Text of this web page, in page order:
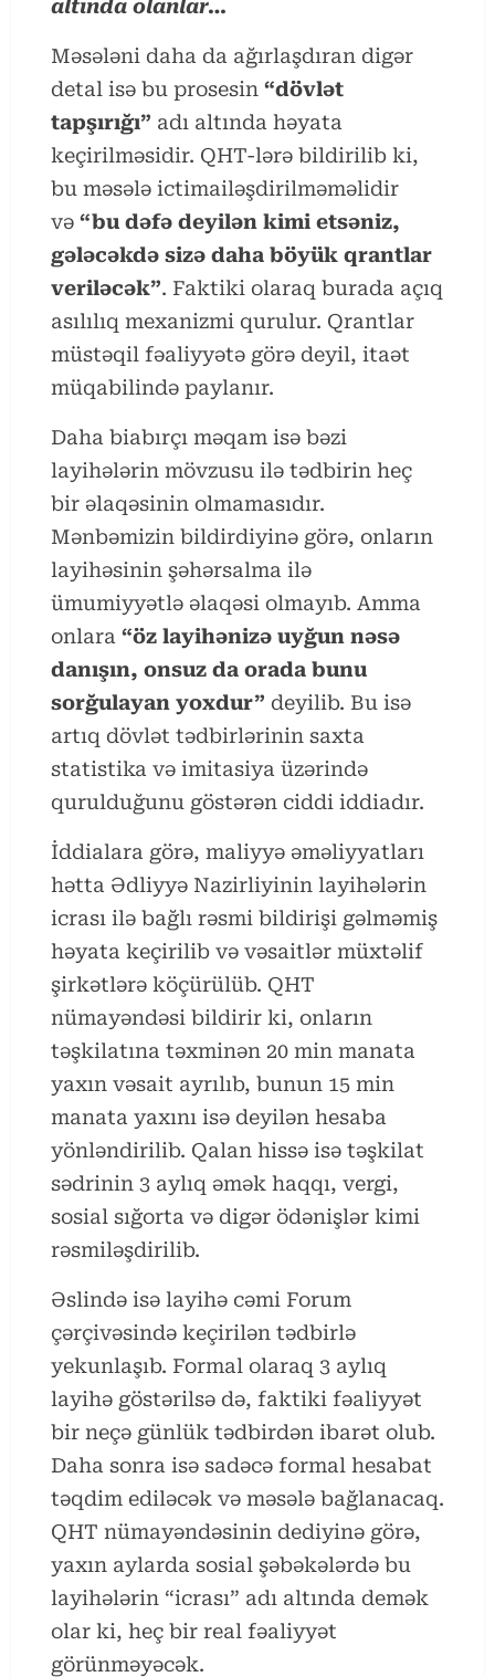
altında olanlar…
Məsələni daha da ağırlaşdıran digər
detal isə bu prosesin “dövlət
tapşırığı” adı altında həyata
keçirilməsidir. QHT-lərə bildirilib ki,
bu məsələ ictimailəşdirilməməlidir
və “bu dəfə deyilən kimi etsəniz,
gələcəkdə sizə daha böyük qrantlar
veriləcək”. Faktiki olaraq burada açıq
asılılıq mexanizmi qurulur. Qrantlar
müstəqil fəaliyyətə görə deyil, itaət
müqabilində paylanır.
Daha biabırçı məqam isə bəzi
layihələrin mövzusu ilə tədbirin heç
bir əlaqəsinin olmamasıdır.
Mənbəmizin bildirdiyinə görə, onların
layihəsinin şəhərsalma ilə
ümumiyyətlə əlaqəsi olmayıb. Amma
onlara “öz layihənizə uyğun nəsə
danışın, onsuz da orada bunu
sorğulayan yoxdur” deyilib. Bu isə
artıq dövlət tədbirlərinin saxta
statistika və imitasiya üzərində
qurulduğunu göstərən ciddi iddiadır.
İddialara görə, maliyyə əməliyyatları
hətta Ədliyyə Nazirliyinin layihələrin
icrası ilə bağlı rəsmi bildirişi gəlməmiş
həyata keçirilib və vəsaitlər müxtəlif
şirkətlərə köçürülüb. QHT
nümayəndəsi bildirir ki, onların
təşkilatına təxminən 20 min manata
yaxın vəsait ayrılıb, bunun 15 min
manata yaxını isə deyilən hesaba
yönləndirilib. Qalan hissə isə təşkilat
sədrinin 3 aylıq əmək haqqı, vergi,
sosial sığorta və digər ödənişlər kimi
rəsmiləşdirilib.
Əslində isə layihə cəmi Forum
çərçivəsində keçirilən tədbirlə
yekunlaşıb. Formal olaraq 3 aylıq
layihə göstərilsə də, faktiki fəaliyyət
bir neçə günlük tədbirdən ibarət olub.
Daha sonra isə sadəcə formal hesabat
təqdim ediləcək və məsələ bağlanacaq.
QHT nümayəndəsinin dediyinə görə,
yaxın aylarda sosial şəbəkələrdə bu
layihələrin “icrası” adı altında demək
olar ki, heç bir real fəaliyyət
görünməyəcək.